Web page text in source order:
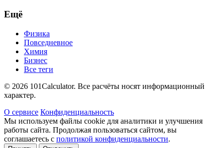
Ещё
Физика
Повседневное
Химия
Бизнес
Все теги
© 2026 101Calculator. Все расчёты носят информационный
характер.
О сервисе Конфиденциальность
Мы используем файлы cookie для аналитики и улучшения
работы сайта. Продолжая пользоваться сайтом, вы
соглашаетесь с политикой конфиденциальности.